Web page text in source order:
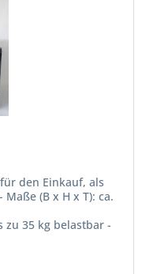
den Einkauf, als
(B x H x T): ca.
zu 35 kg belastbar -